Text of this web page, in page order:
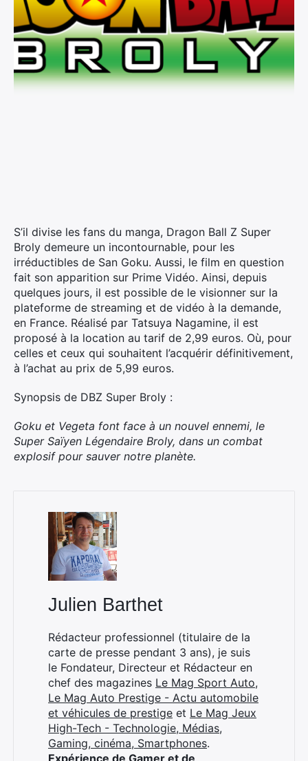
S’il divise les fans du manga, Dragon Ball Z Super
Broly demeure un incontournable, pour les
irréductibles de San Goku. Aussi, le film en question
fait son apparition sur Prime Vidéo. Ainsi, depuis
quelques jours, il est possible de le visionner sur la
plateforme de streaming et de vidéo à la demande,
en France. Réalisé par Tatsuya Nagamine, il est
proposé à la location au tarif de 2,99 euros. Où, pour
celles et ceux qui souhaitent l’acquérir définitivement,
à l’achat au prix de 5,99 euros.
Synopsis de DBZ Super Broly :
Goku et Vegeta font face à un nouvel ennemi, le
Super Saïyen Légendaire Broly, dans un combat
explosif pour sauver notre planète.
Julien Barthet
Rédacteur professionnel (titulaire de la
carte de presse pendant 3 ans), je suis
le Fondateur, Directeur et Rédacteur en
chef des magazines Le Mag Sport Auto,
Le Mag Auto Prestige - Actu automobile
et véhicules de prestige et Le Mag Jeux
High-Tech - Technologie, Médias,
Gaming, cinéma, Smartphones.
Expérience de Gamer et de